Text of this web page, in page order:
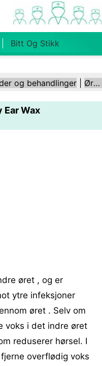
Bitt Og Stikk
Folkehelse Og
Helse
og behandlinger Ører og hørsel
Ear Wax
øret , og er
ytre infeksjoner
øret . Selv om
voks i det indre øret
reduserer hørsel. I
overflødig voks